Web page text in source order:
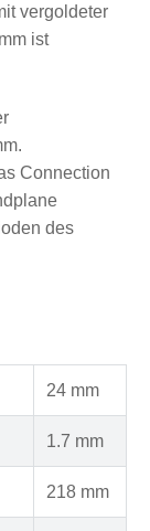
vergoldeter
ist
Connection
des
24 mm
1.7 mm
218 mm